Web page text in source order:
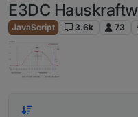
E3DC
JavaScript 3.6k 73